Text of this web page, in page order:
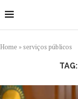
Home » serviços públicos
TAG: